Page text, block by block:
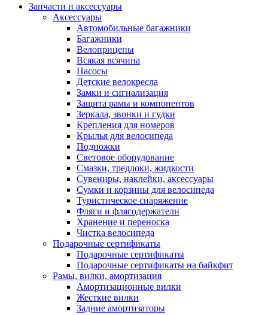
Запчасти и аксессуары
Аксессуары
Автомобильные багажники
Багажники
Велоприцепы
Всякая всячина
Насосы
Детские велокресла
Замки и сигнализация
Защита рамы и компонентов
Зеркала, звонки и гудки
Крепления для номеров
Крылья для велосипеда
Подножки
Световое оборудование
Смазки, тредлоки, жидкости
Сувениры, наклейки, аксессуары
Сумки и корзины для велосипеда
Туристическое снаряжение
Фляги и флягодержатели
Хранение и переноска
Чистка велосипеда
Подарочные сертификаты
Подарочные сертификаты
Подарочные сертификаты на байкфит
Рамы, вилки, амортизация
Амортизационные вилки
Жесткие вилки
Задние амортизаторы